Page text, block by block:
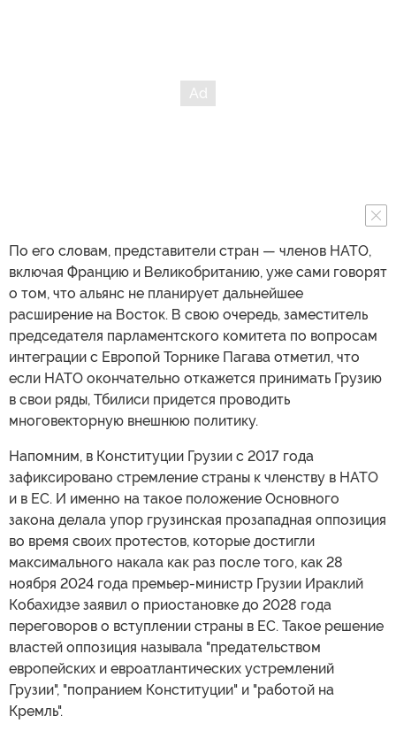
По его словам, представители стран — членов НАТО,
включая Францию и Великобританию, уже сами говорят
о том, что альянс не планирует дальнейшее
расширение на Восток. В свою очередь, заместитель
председателя парламентского комитета по вопросам
интеграции с Европой Торнике Пагава отметил, что
если НАТО окончательно откажется принимать Грузию
в свои ряды, Тбилиси придется проводить
многовекторную внешнюю политику.
Напомним, в Конституции Грузии с 2017 года
зафиксировано стремление страны к членству в НАТО
и в ЕС. И именно на такое положение Основного
закона делала упор грузинская прозападная оппозиция
во время своих протестов, которые достигли
максимального накала как раз после того, как 28
ноября 2024 года премьер-министр Грузии Ираклий
Кобахидзе заявил о приостановке до 2028 года
переговоров о вступлении страны в ЕС. Такое решение
властей оппозиция называла "предательством
европейских и евроатлантических устремлений
Грузии", "попранием Конституции" и "работой на
Кремль".